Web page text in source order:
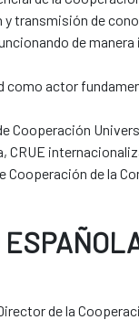
y transmisión de
de
actor
Cooperación
Cooperación de la
de la